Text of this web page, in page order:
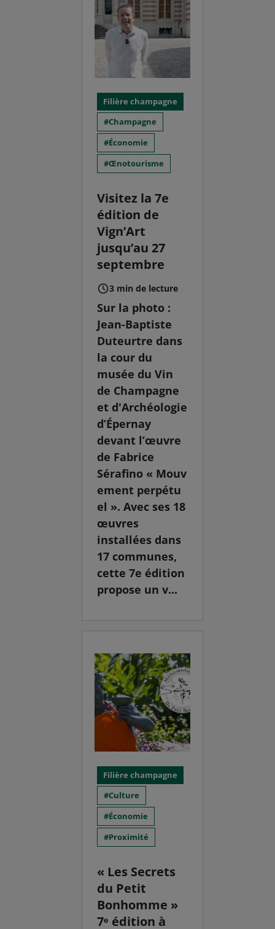
Filière champagne
Champagne
Économie
Œnotourisme
Visitez la 7e
édition de
Vign’Art
jusqu’au 27
septembre
3 min de lecture
Sur la photo :
Jean-Baptiste
Duteurtre dans
la cour du
musée du Vin
de Champagne
et d'Archéologie
d’Épernay
devant l’œuvre
de Fabrice
Sérafino « Mouv
ement perpétu
el ». Avec ses 18
œuvres
installées dans
17 communes,
cette 7e édition
propose un v...
Filière champagne
Culture
Économie
Proximité
« Les Secrets
du Petit
Bonhomme »
7ᵉ édition à